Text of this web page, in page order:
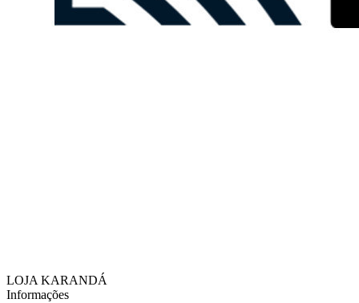
LOJA KARANDÁ
Informações